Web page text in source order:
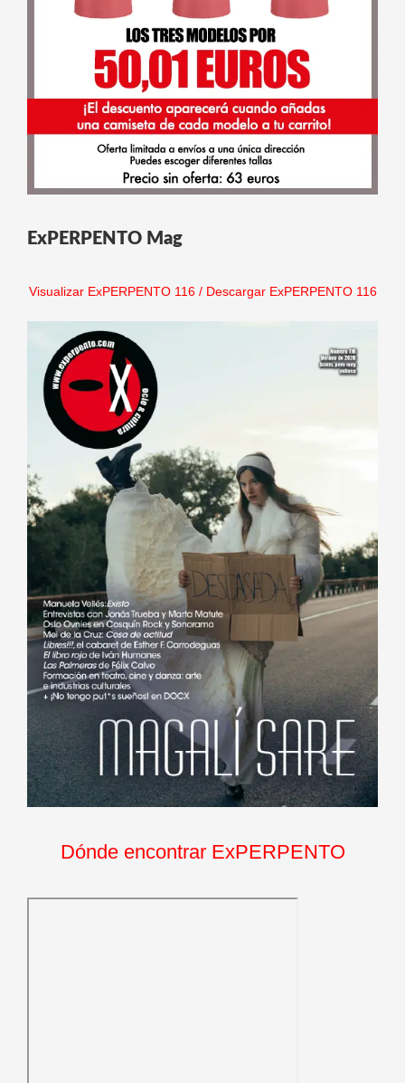
ExPERPENTO Mag
Visualizar ExPERPENTO 116/ Descargar ExPERPENTO 116
Dónde encontrar ExPERPENTO